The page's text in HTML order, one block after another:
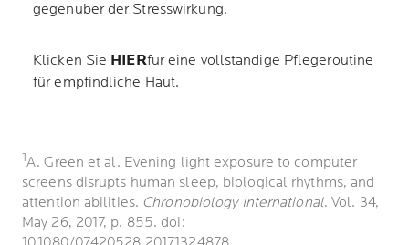
gegenüber der Stresswirkung.
Klicken Sie HIERfür eine vollständige Pflegeroutine
für empfindliche Haut.
1A. Green et al. Evening light exposure to computer
screens disrupts human sleep, biological rhythms, and
attention abilities. Chronobiology International. Vol. 34,
May 26, 2017, p. 855. doi: